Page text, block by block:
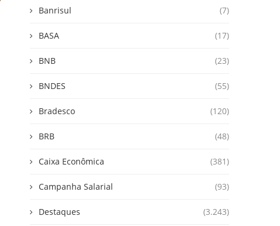
Banrisul (7)
BASA (17)
BNB (23)
BNDES (55)
Bradesco (120)
BRB (48)
Caixa Econômica (381)
Campanha Salarial (93)
Destaques (3.243)